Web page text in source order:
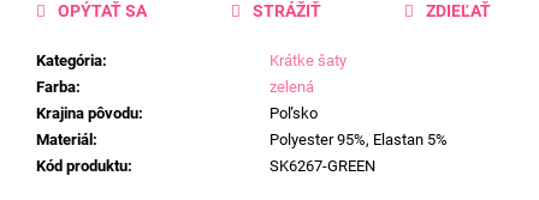
Kategória:
Krátke šaty
Farba:
zelená
Krajina pôvodu:
Poľsko
Materiál :
Polyester 95%, Elastan 5%
Kód produktu: SK6267-GREEN
OPÝTAŤ SA STRÁŽIŤ ZDIEĽAŤ